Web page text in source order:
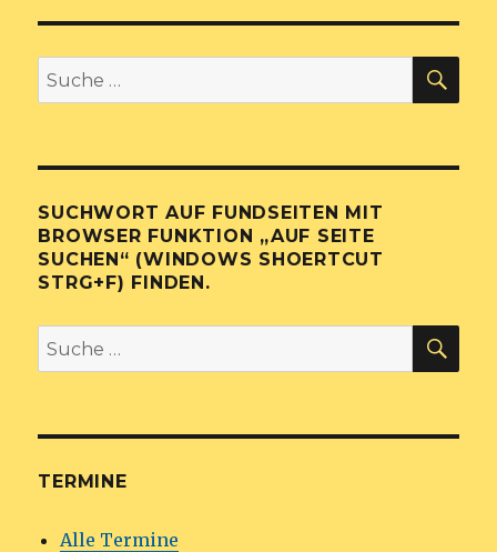
Suche
nach:
SUCHWORT AUF FUNDSEITEN MIT
BROWSER FUNKTION „AUF SEITE
SUCHEN“ (WINDOWS SHOERTCUT
STRG+F) FINDEN.
Suche
nach:
TERMINE
Alle Termine